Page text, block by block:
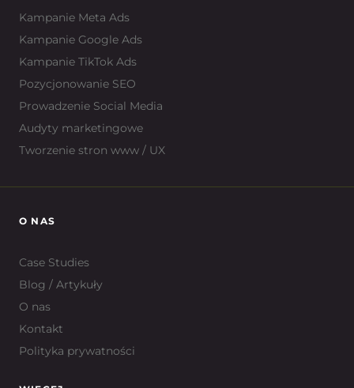
Kampanie Meta Ads
Kampanie Google Ads
Kampanie TikTok Ads
Pozycjonowanie SEO
Prowadzenie Social Media
Audyty marketingowe
Tworzenie stron www / UX
O NAS
Case Studies
Blog / Artykuły
O nas
Kontakt
Polityka prywatności